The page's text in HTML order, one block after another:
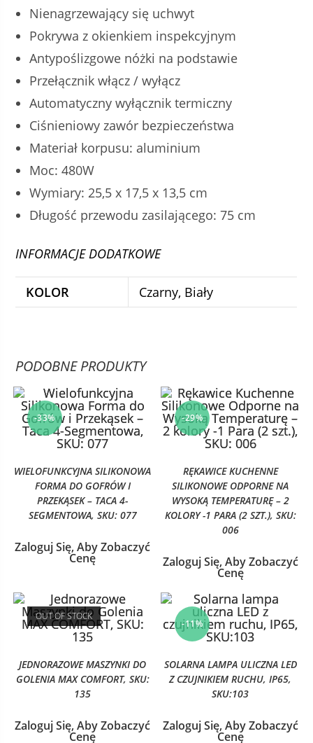
Nienagrzewający się uchwyt
Pokrywa z okienkiem inspekcyjnym
Antypoślizgowe nóżki na podstawie
Przełącznik włącz / wyłącz
Automatyczny wyłącznik termiczny
Ciśnieniowy zawór bezpieczeństwa
Materiał korpusu: aluminium
Moc: 480W
Wymiary: 25,5 x 17,5 x 13,5 cm
Długość przewodu zasilającego: 75 cm
INFORMACJE DODATKOWE
KOLOR Czarny, Biały
PODOBNE PRODUKTY
-33%
WIELOFUNKCYJNA SILIKONOWA
FORMA DO GOFRÓW I
PRZEKĄSEK – TACA 4-
SEGMENTOWA, SKU: 077
Zaloguj Się, Aby Zobaczyć
Cenę
-29%
RĘKAWICE KUCHENNE
SILIKONOWE ODPORNE NA
WYSOKĄ TEMPERATURĘ – 2
KOLORY -1 PARA (2 SZT.), SKU:
006
Zaloguj Się, Aby Zobaczyć
Cenę
OUT OF STOCK
JEDNORAZOWE MASZYNKI DO
GOLENIA MAX COMFORT, SKU:
135
Zaloguj Się, Aby Zobaczyć
Cenę
-11%
SOLARNA LAMPA ULICZNA LED
Z CZUJNIKIEM RUCHU, IP65,
SKU:103
Zaloguj Się, Aby Zobaczyć
Cenę